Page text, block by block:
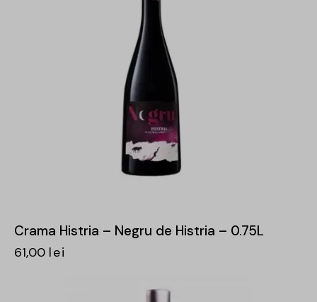
Crama Histria – Negru de Histria – 0.75L
61,00 lei